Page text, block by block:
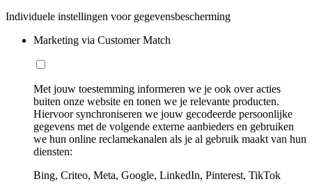
Individuele instellingen voor gegevensbescherming
Marketing via Customer Match
Met jouw toestemming informeren we je ook over acties
buiten onze website en tonen we je relevante producten.
Hiervoor synchroniseren we jouw gecodeerde persoonlijke
gegevens met de volgende externe aanbieders en gebruiken
we hun online reclamekanalen als je al gebruik maakt van hun
diensten:
Bing, Criteo, Meta, Google, LinkedIn, Pinterest, TikTok